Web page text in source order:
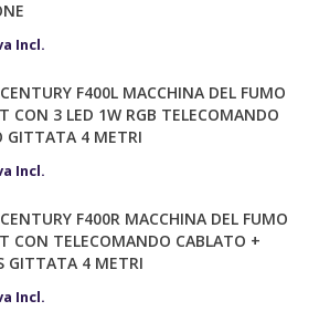
Incl.
F400L MACCHINA DEL FUMO
CON 3 LED 1W RGB TELECOMANDO
GITTATA 4 METRI
Incl.
F400R MACCHINA DEL FUMO
CON TELECOMANDO CABLATO +
GITTATA 4 METRI
Incl.